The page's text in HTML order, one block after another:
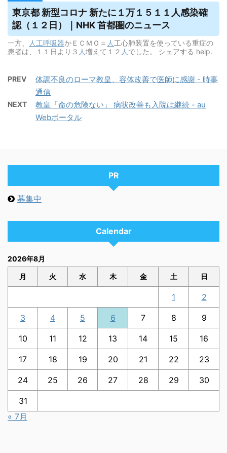
東京都 新型コロナ 新たに１万１５１１人感染確
認（１２日）｜NHK 首都圏のニュース
一方、 人工呼吸器かＥＣＭＯ＝ 人 工心肺装置を使っている重症の
患者は、１１日より３ 人増えて１２ 人 でした。 シェアする help.
PREV
体調不良のローマ教皇、容体改善で医師に感謝 - 時事
通信
NEXT
教皇「命の危険ない」 病状改善も入院は継続 - au
Webポータル
PR
募集中
Calendar
2026年8月
月 火 水 木 金 土 日
1 2
3 4 5 6 7 8 9
10 11 12 13 14 15 16
17 18 19 20 21 22 23
24 25 26 27 28 29 30
31
« 7月